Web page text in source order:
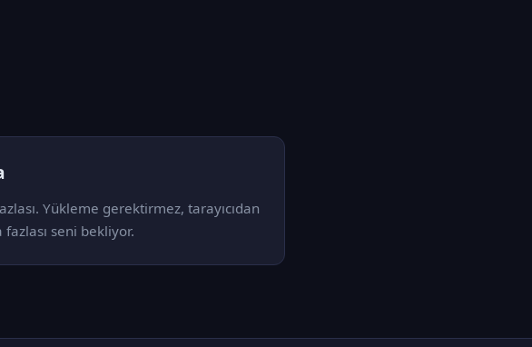
Yükleme gerektirmez, tarayıcıdan
seni bekliyor.